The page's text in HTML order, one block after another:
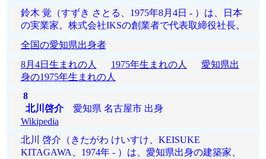
鈴木 覚（すずき さとる、1975年8月4日 - ）は、日本
の実業家。株式会社IKSの創業者で代表取締役社長。
全国の愛知県出身者
8月4日生まれの人
1975年生まれの人
愛知県出
身の1975年生まれの人
8
北川啓介愛知県 名古屋市 出身
Wikipedia
北川 啓介（きたがわ けいすけ、KEISUKE
KITAGAWA、1974年 - ）は、愛知県出身の建築家、